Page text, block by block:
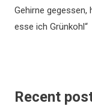
Gehirne gegessen,
esse ich Grünkohl“
Recent